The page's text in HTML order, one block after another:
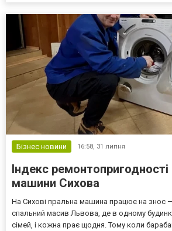
Бізнес новини 16:58, 31 липня
Індекс ремонтопригодності
машини Сихова
На Сихові пральна машина працює на знос
спальний масив Львова, де в одному
сімей, і кожна прає щодня. Тому коли